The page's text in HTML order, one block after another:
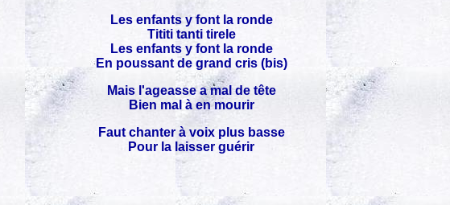
Les enfants y font la ronde
Tititi tanti tirele
Les enfants y font la ronde
En poussant de grand cris (bis)
Mais l'ageasse a mal de tête
Bien mal à en mourir
Faut chanter à voix plus basse
Pour la laisser guérir